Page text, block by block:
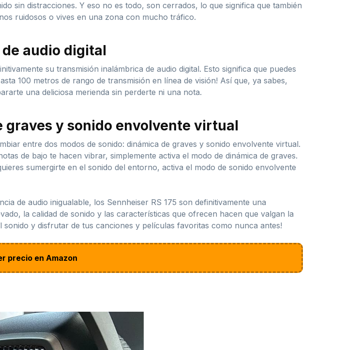
sin distracciones. Y eso no es todo, son cerrados, lo que significa que también
ruidosos o vives en una zona con mucho tráfico.
audio digital
su transmisión inalámbrica de audio digital. Esto significa que puedes
100 metros de rango de transmisión en línea de visión! Así que, ya sabes,
una deliciosa merienda sin perderte ni una nota.
y sonido envolvente virtual
entre dos modos de sonido: dinámica de graves y sonido envolvente virtual.
de bajo te hacen vibrar, simplemente activa el modo de dinámica de graves.
sumergirte en el sonido del entorno, activa el modo de sonido envolvente
de audio inigualable, los Sennheiser RS 175 son definitivamente una
la calidad de sonido y las características que ofrecen hacen que valgan la
y disfrutar de tus canciones y películas favoritas como nunca antes!
precio en Amazon